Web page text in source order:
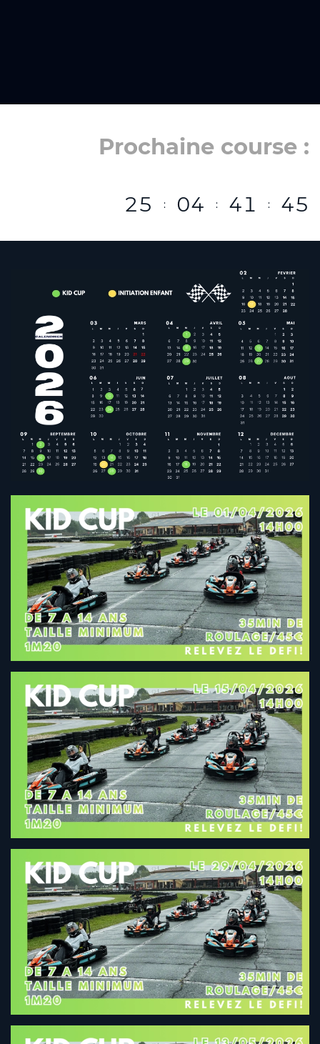
Prochaine course :
25 : 04 : 41 : 43